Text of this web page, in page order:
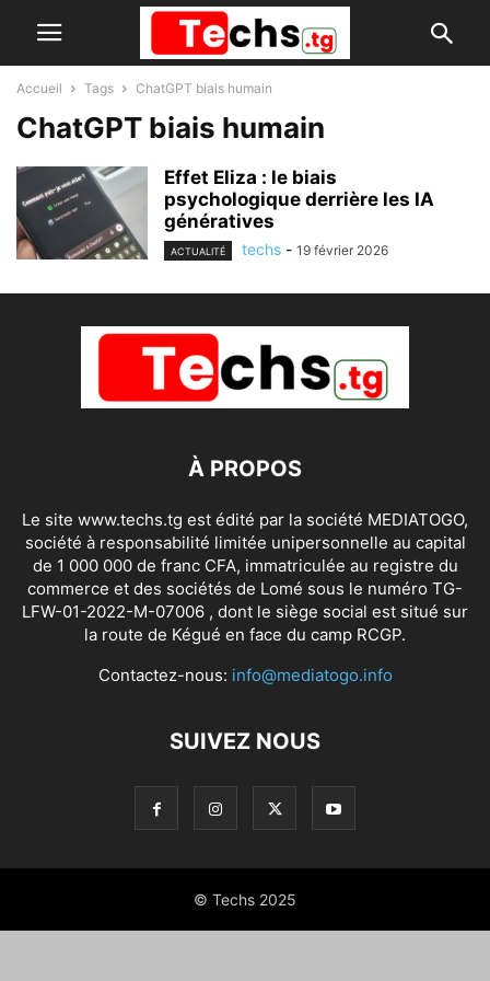
Accueil Tags ChatGPT biais humain
ChatGPT biais humain
Effet Eliza : le biais
psychologique derrière les IA
génératives
ACTUALITÉ techs - 19 février 2026
À PROPOS
Le site www.techs.tg est édité par la société MEDIATOGO,
société à responsabilité limitée unipersonnelle au capital
de 1 000 000 de franc CFA, immatriculée au registre du
commerce et des sociétés de Lomé sous le numéro TG-
LFW-01-2022-M-07006 , dont le siège social est situé sur
la route de Kégué en face du camp RCGP.
Contactez-nous: info@mediatogo.info
SUIVEZ NOUS
© Techs 2025